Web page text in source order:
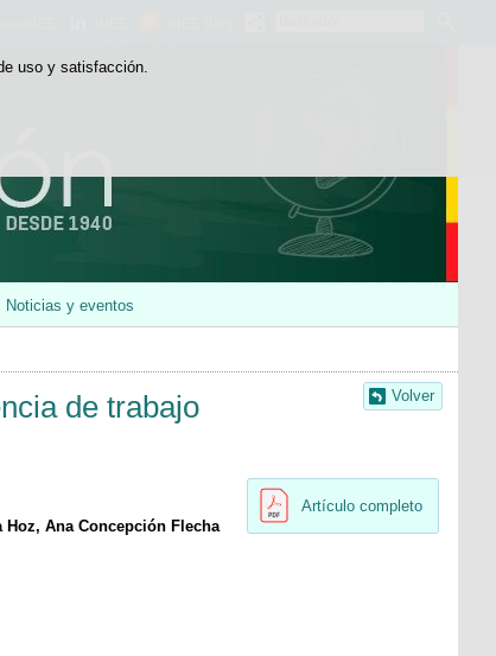
uso y satisfacción.
Noticias y eventos
Volver
de trabajo
Artículo completo
Hoz, Ana Concepción Flecha